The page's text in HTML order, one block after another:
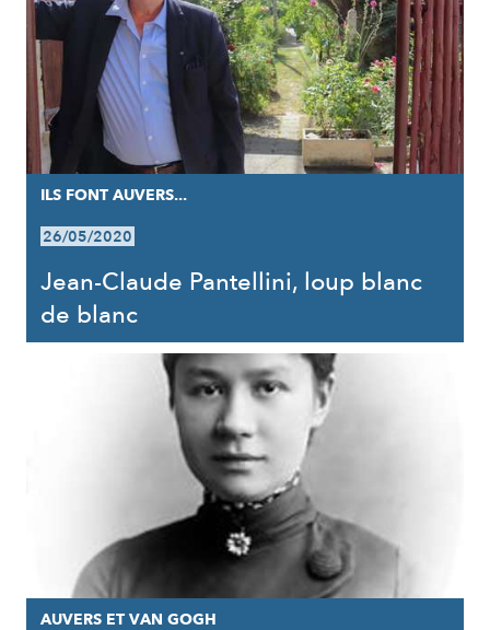
ILS FONT AUVERS...
26/05/2020
Jean-Claude Pantellini, loup blanc
de blanc
AUVERS ET VAN GOGH